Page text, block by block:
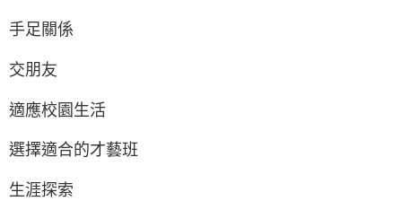
手足關係
交朋友
適應校園生活
選擇適合的才藝班
生涯探索